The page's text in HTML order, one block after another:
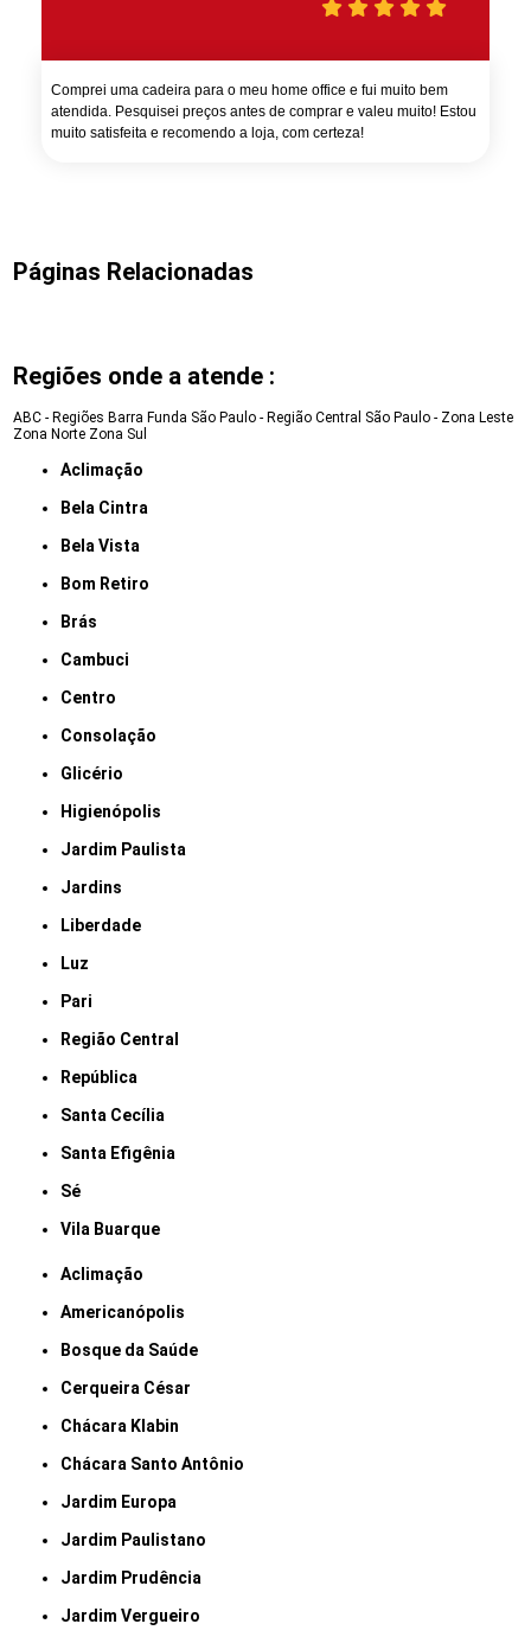
Comprei uma cadeira para o meu home office e fui muito bem
atendida. Pesquisei preços antes de comprar e valeu muito! Estou
muito satisfeita e recomendo a loja, com certeza!
Páginas Relacionadas
Regiões onde a atende :
ABC - Regiões Barra Funda São Paulo - Região Central São Paulo - Zona Leste
Zona Norte Zona Sul
Aclimação
Bela Cintra
Bela Vista
Bom Retiro
Brás
Cambuci
Centro
Consolação
Glicério
Higienópolis
Jardim Paulista
Jardins
Liberdade
Luz
Pari
Região Central
República
Santa Cecília
Santa Efigênia
Sé
Vila Buarque
Aclimação
Americanópolis
Bosque da Saúde
Cerqueira César
Chácara Klabin
Chácara Santo Antônio
Jardim Europa
Jardim Paulistano
Jardim Prudência
Jardim Vergueiro